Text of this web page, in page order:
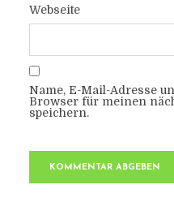
Webseite
Name, E-Mail-Adresse
Browser für meinen
speichern.